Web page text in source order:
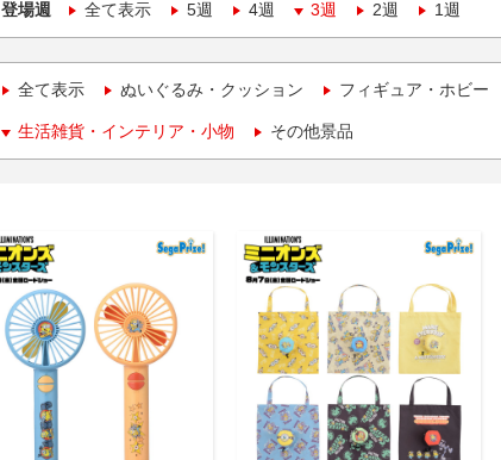
登場週 全て表示 5週 4週 3週 2週 1週
全て表示 ぬいぐるみ・クッション フィギュア・ホビー
生活雑貨・インテリア・小物 その他景品